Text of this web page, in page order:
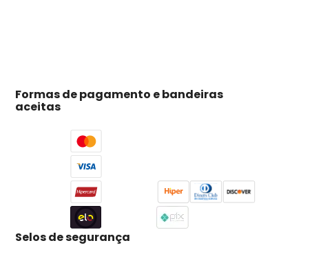
Formas de pagamento e bandeiras
aceitas
Selos de segurança